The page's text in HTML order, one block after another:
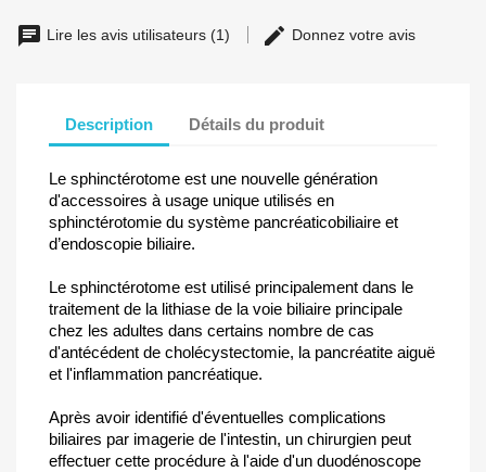
Lire les avis utilisateurs (1) Donnez votre avis
Description Détails du produit
Le sphinctérotome est une nouvelle génération
d'accessoires à usage unique utilisés en
sphinctérotomie du système pancréaticobiliaire et
d’endoscopie biliaire.
Le sphinctérotome est utilisé principalement dans le
traitement de la lithiase de la voie biliaire principale
chez les adultes dans certains nombre de cas
d'antécédent de cholécystectomie, la pancréatite aiguë
et l'inflammation pancréatique.
Après avoir identifié d'éventuelles complications
biliaires par imagerie de l'intestin, un chirurgien peut
effectuer cette procédure à l'aide d'un duodénoscope